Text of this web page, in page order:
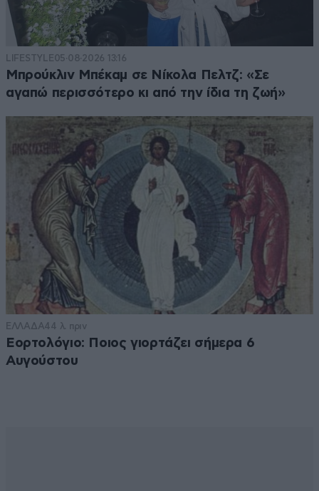
LIFESTYLE05·08·2026 13:16
Μπρούκλιν Μπέκαμ σε Νίκολα Πελτζ: «Σε
αγαπώ περισσότερο κι από την ίδια τη ζωή»
ΕΛΛΑΔΑ44 λ. πριν
Εορτολόγιο: Ποιος γιορτάζει σήμερα 6
Αυγούστου